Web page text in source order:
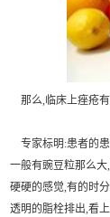
那么,临床上痤疮
专家标明:患者的
一般有豌豆粒那么
硬硬的感觉,有的时
透明的脂栓排出,看